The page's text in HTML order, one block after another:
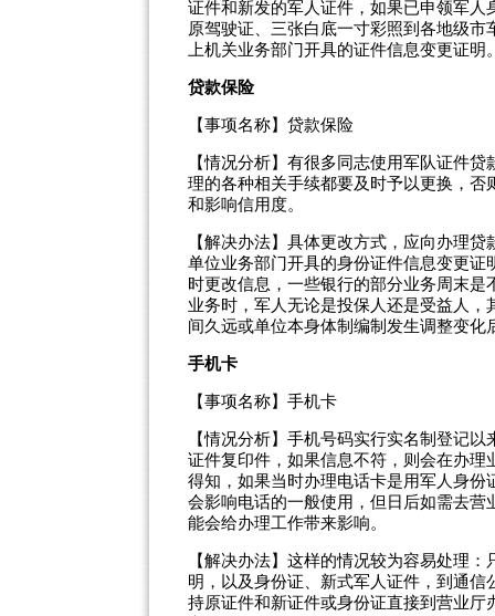
证件和新发的军人证件，如果已申领军
原驾驶证、三张白底一寸彩照到各地级
上机关业务部门开具的证件信息变更证明
贷款保险
【事项名称】贷款保险
【情况分析】有很多同志使用军队证件
理的各种相关手续都要及时予以更换，
和影响信用度。
【解决办法】具体更改方式，应向办理
单位业务部门开具的身份证件信息变更
时更改信息，一些银行的部分业务周末
业务时，军人无论是投保人还是受益人
间久远或单位本身体制编制发生调整变化
手机卡
【事项名称】手机卡
【情况分析】手机号码实行实名制登记
证件复印件，如果信息不符，则会在办
得知，如果当时办理电话卡是用军人身
会影响电话的一般使用，但日后如需去
能会给办理工作带来影响。
【解决办法】这样的情况较为容易处理
明，以及身份证、新式军人证件，到通
持原证件和新证件或身份证直接到营业